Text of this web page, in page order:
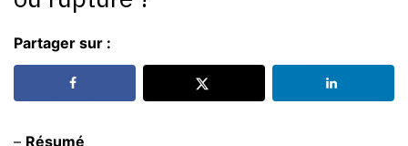
Partager sur :
– Résumé